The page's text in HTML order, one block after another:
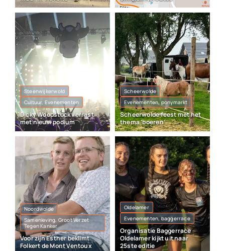
Steenwijkerwold
Cultuur, Evenementen
Dicky Woodstock verrast
met nieuw podium
Scheerwolde
Evenementen, ponymarkt
Scheerwolde feest met het
thema ‘boeren’
Noordwolde
Samenleving, Groot Verzet
Tegen Kanker
Voor zijn Esther beklimt
Folkert de Mont Ventoux
Oldelamer
Evenementen, baggerrace
Organisatie Baggerrace
Oldelamer kijkt uit naar
25ste editie